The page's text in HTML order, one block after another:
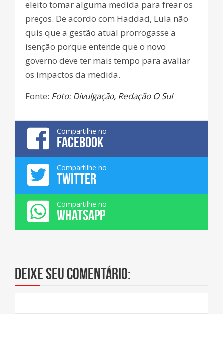
eleito tomar alguma medida para frear os
preços. De acordo com Haddad, Lula não
quis que a gestão atual prorrogasse a
isenção porque entende que o novo
governo deve ter mais tempo para avaliar
os impactos da medida.
Fonte: Foto: Divulgação, Redação O Sul
Compartilhe no
FACEBOOK
Compartilhe no
TWITTER
Compartilhe no
WHATSAPP
Deixe seu comentário: